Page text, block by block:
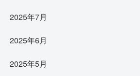
2025年7月
2025年6月
2025年5月